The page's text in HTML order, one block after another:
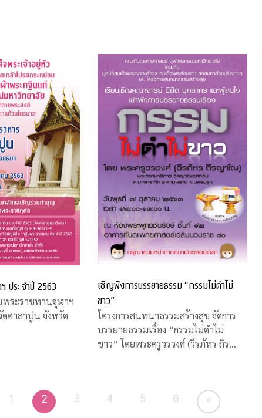
ประจำปี 2563
ระราชทานจุฬาฯ
ศาลาปูน จังหวัด
เชิญฟังการบรรยายธรรม “กรรมไม่ดำไม่
ขาว”
โครงการสนทนาธรรมสร้างสุข จัดการ
บรรยายธรรมเรื่อง “กรรมไม่ดำไม่
ขาว” โดยพระครูวรวงศ์ (วีรภัทร ถิร
1 2 3 4 5 6 »